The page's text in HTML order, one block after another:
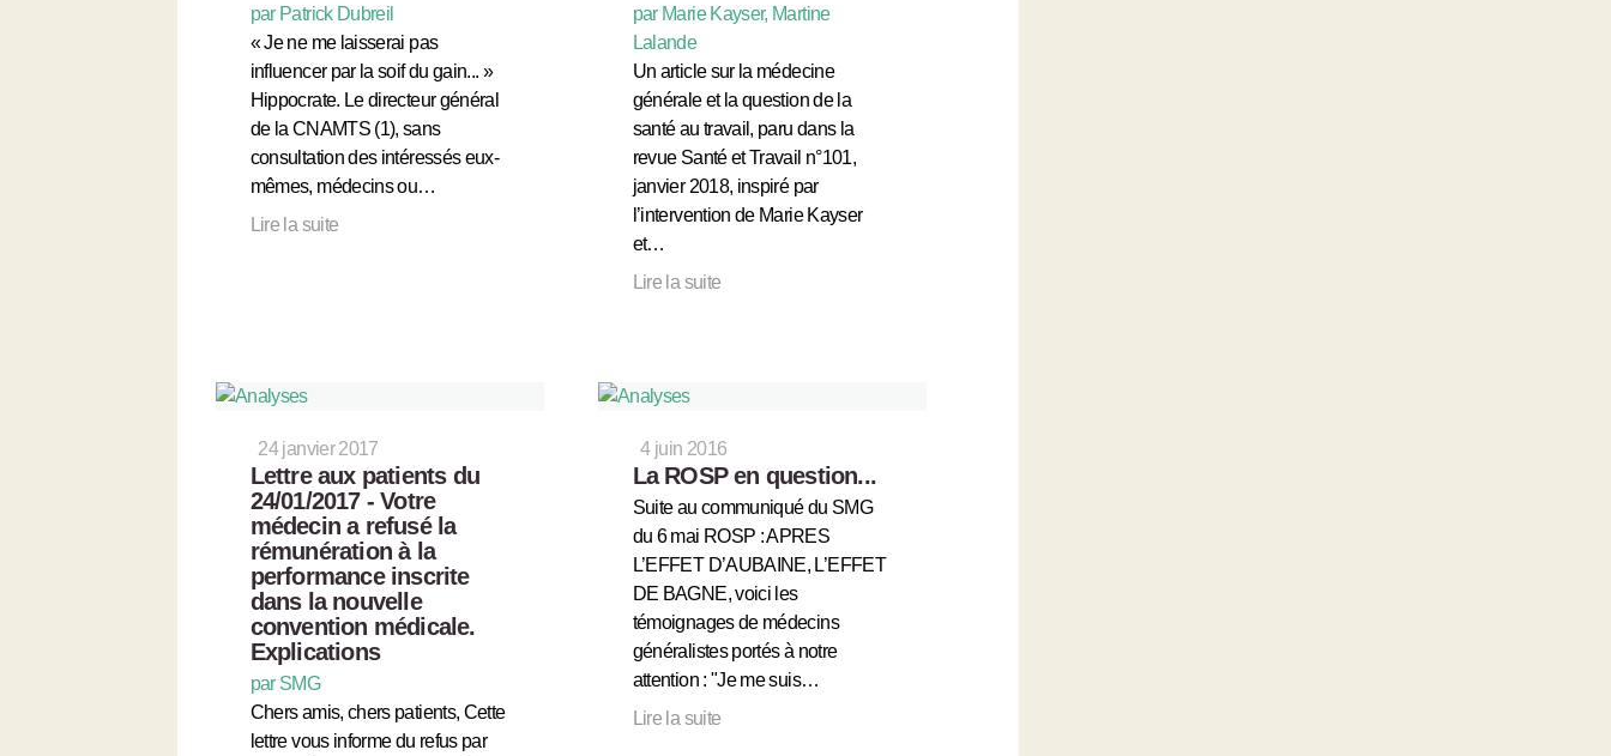
par Patrick Dubreil
« Je ne me laisserai pas
influencer par la soif du gain... »
Hippocrate. Le directeur général
de la CNAMTS (1), sans
consultation des intéressés eux-
mêmes, médecins ou…
Lire la suite
par Marie Kayser, Martine
Lalande
Un article sur la médecine
générale et la question de la
santé au travail, paru dans la
revue Santé et Travail n°101,
janvier 2018, inspiré par
l’intervention de Marie Kayser
et…
Lire la suite
24 janvier 2017
Lettre aux patients du
24/01/2017 - Votre
médecin a refusé la
rémunération à la
performance inscrite
dans la nouvelle
convention médicale.
Explications
par SMG
Chers amis, chers patients, Cette
lettre vous informe du refus par
4 juin 2016
La ROSP en question...
Suite au communiqué du SMG
du 6 mai ROSP : APRES
L’EFFET D’AUBAINE, L’EFFET
DE BAGNE, voici les
témoignages de médecins
généralistes portés à notre
attention : "Je me suis…
Lire la suite